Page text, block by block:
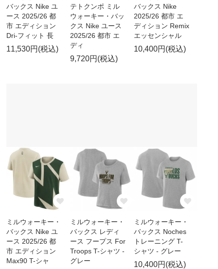
バックス Nike ユ
ース 2025/26 都
市 エディション
Dri-フィット 長
11,530円(税込)
テトクンポ ミル
ウォーキー・バッ
クス Nike ユース
2025/26 都市 エ
ディ
9,720円(税込)
バックス Nike
2025/26 都市 エ
ディション Remix
エッセンシャル
10,400円(税込)
ミルウォーキー・
バックス Nike ユ
ース 2025/26 都
市 エディション
Max90 T-シャ
ミルウォーキー・
バックス レディ
ース フープス For
Troops T-シャツ -
グレー
ミルウォーキー・
バックス Noches
トレーニング T-
シャツ - グレー
10,400円(税込)